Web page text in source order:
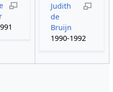
Judith
de
Bruijn
1990-1992